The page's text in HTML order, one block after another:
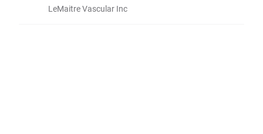
LeMaitre Vascular Inc